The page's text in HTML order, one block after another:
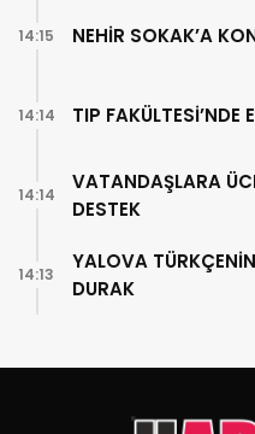
NEHİR SOKAK’A
14:15
TIP FAKÜLTESİ’NDE
14:14
VATANDAŞLARA
DESTEK
14:14
YALOVA
DURAK
14:13